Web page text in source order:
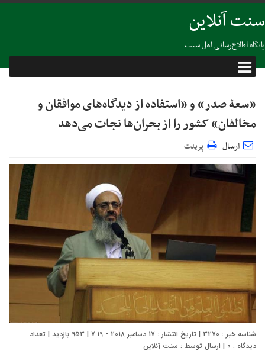
سنت آنلاین
پایگاه اطلاع‌رسانی اهل سنت
«سعۀ صدر» و «استفاده از دیدگاه‌های موافقان و
مخالفان» کشور را از بحران‌ها نجات می‌دهد
ارسال پرینت
شناسه خبر : 3270 | تاریخ انتشار : 17 دسامبر 2018 - 7:19 | 953 بازدید | تعداد
دیدگاه : 0 | ارسال توسط : سنت آنلاین